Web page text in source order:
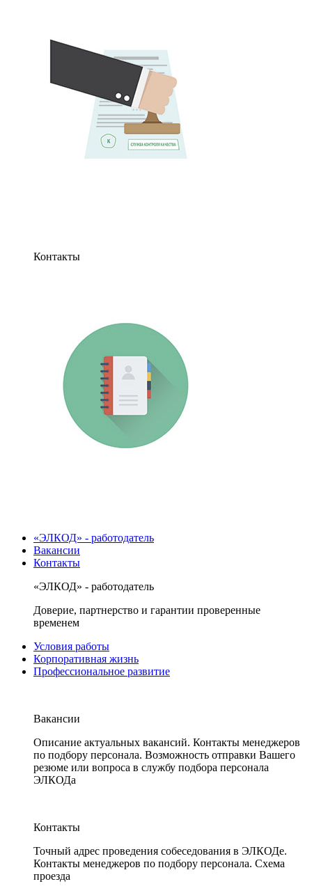
Контакты
«ЭЛКОД» - работодатель
Вакансии
Контакты
«ЭЛКОД» - работодатель
Доверие, партнерство и гарантии проверенные
временем
Условия работы
Корпоративная жизнь
Профессиональное развитие
Вакансии
Описание актуальных вакансий. Контакты менеджеров
по подбору персонала. Возможность отправки Вашего
резюме или вопроса в службу подбора персонала
ЭЛКОДа
Контакты
Точный адрес проведения собеседования в ЭЛКОДе.
Контакты менеджеров по подбору персонала. Схема
проезда